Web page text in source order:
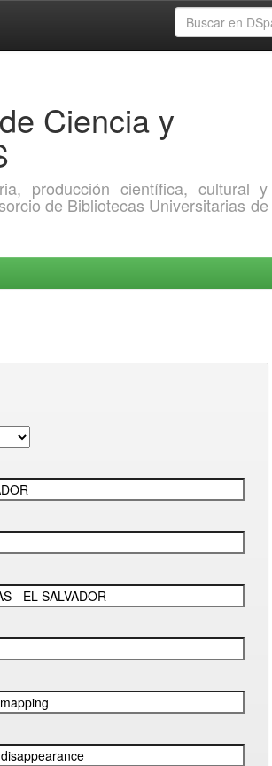
Ciencia y
producción científica, cultural y
de Bibliotecas Universitarias de